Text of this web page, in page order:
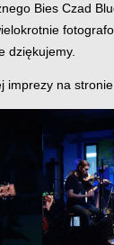
Bies Czad
dziękujemy.
imprezy na stronie